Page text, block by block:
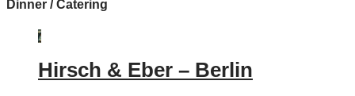
Dinner / Catering
Hirsch & Eber – Berlin